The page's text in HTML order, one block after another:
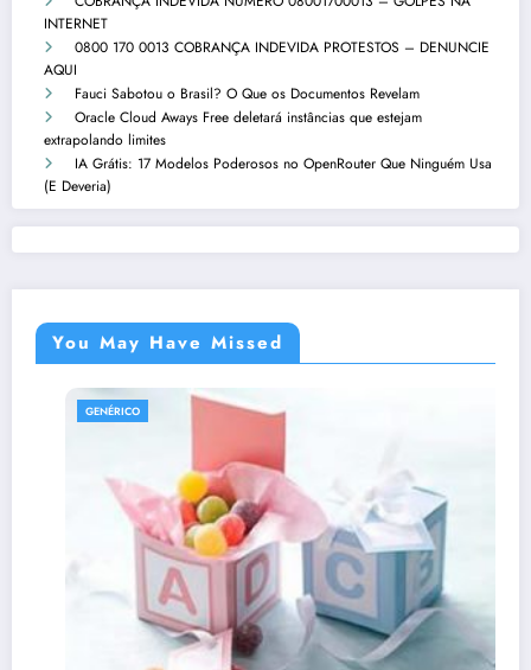
INTERNET
0800 170 0013 COBRANÇA INDEVIDA PROTESTOS – DENUNCIE
AQUI
Fauci Sabotou o Brasil? O Que os Documentos Revelam
Oracle Cloud Aways Free deletará instâncias que estejam
extrapolando limites
IA Grátis: 17 Modelos Poderosos no OpenRouter Que Ninguém Usa
(E Deveria)
You May Have Missed
GENÉRICO